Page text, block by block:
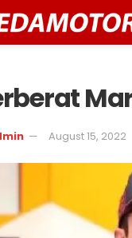
August 15, 2022